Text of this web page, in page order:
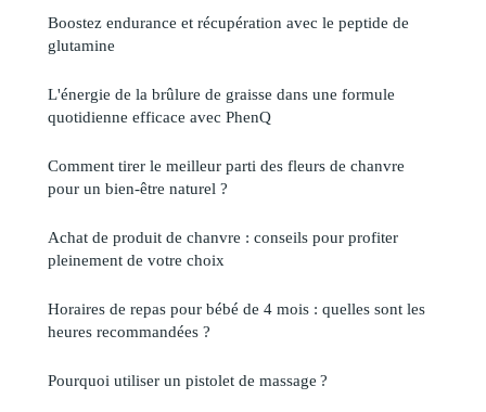
Boostez endurance et récupération avec le peptide de
glutamine
L'énergie de la brûlure de graisse dans une formule
quotidienne efficace avec PhenQ
Comment tirer le meilleur parti des fleurs de chanvre
pour un bien-être naturel ?
Achat de produit de chanvre : conseils pour profiter
pleinement de votre choix
Horaires de repas pour bébé de 4 mois : quelles sont les
heures recommandées ?
Pourquoi utiliser un pistolet de massage ?